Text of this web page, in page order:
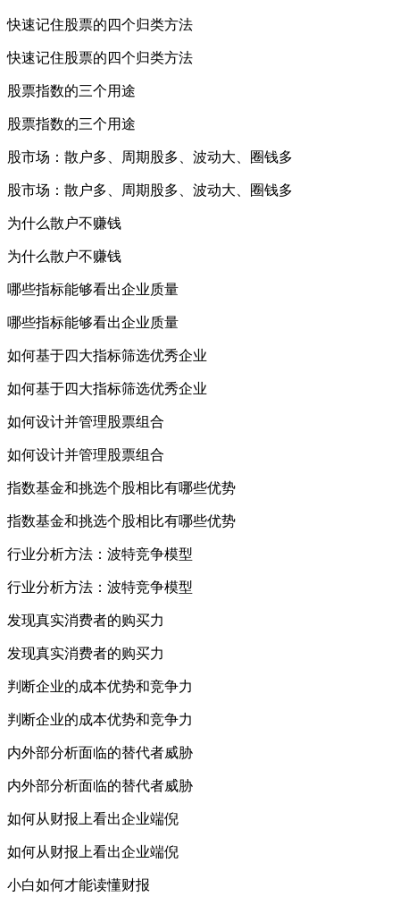
快速记住股票的四个归类方法
快速记住股票的四个归类方法
股票指数的三个用途
股票指数的三个用途
股市场：散户多、周期股多、波动大、圈钱多
股市场：散户多、周期股多、波动大、圈钱多
为什么散户不赚钱
为什么散户不赚钱
哪些指标能够看出企业质量
哪些指标能够看出企业质量
如何基于四大指标筛选优秀企业
如何基于四大指标筛选优秀企业
如何设计并管理股票组合
如何设计并管理股票组合
指数基金和挑选个股相比有哪些优势
指数基金和挑选个股相比有哪些优势
行业分析方法：波特竞争模型
行业分析方法：波特竞争模型
发现真实消费者的购买力
发现真实消费者的购买力
判断企业的成本优势和竞争力
判断企业的成本优势和竞争力
内外部分析面临的替代者威胁
内外部分析面临的替代者威胁
如何从财报上看出企业端倪
如何从财报上看出企业端倪
小白如何才能读懂财报